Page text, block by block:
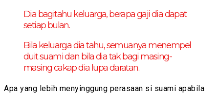
Dia bagitahu keluarga, berapa gaji dia dapat
setiap bulan.
Bila keluarga dia tahu, semuanya menempel
duit suami dan bila dia tak bagi masing-
masing cakap dia lupa daratan.
Apa yang lebih menyinggung perasaan si suami apabila